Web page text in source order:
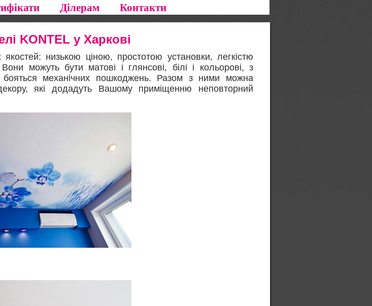
Ділерам Контакти
KONTEL у Харкові
низькою ціною, простотою установки, легкістю
можуть бути матові і глянсові, білі і кольорові, з
механічних пошкоджень. Разом з ними можна
які додадуть Вашому приміщенню неповторний